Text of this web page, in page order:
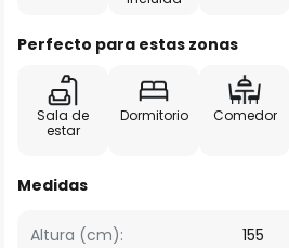
Perfecto para estas zonas
Sala de
estar
Dormitorio Comedor
Medidas
Altura (cm):
155